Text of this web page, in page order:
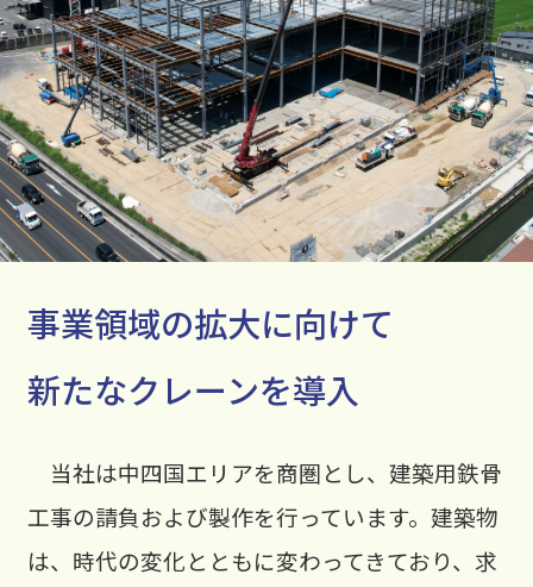
事業領域の拡大に向けて
新たなクレーンを導入
当社は中四国エリアを商圏とし、建築用鉄骨
工事の請負および製作を行っています。建築物
は、時代の変化とともに変わってきており、求